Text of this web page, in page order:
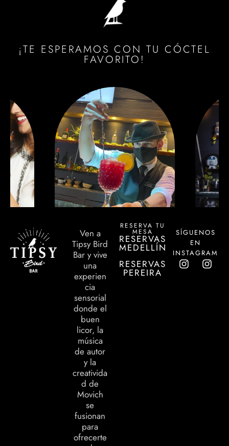
¡TE ESPERAMOS CON TU CÓCTEL
FAVORITO!
Ven a
Tipsy Bird
Bar y vive
una
experien
cia
sensorial
donde el
buen
licor, la
música
de autor
y la
creativida
d de
Movich
se
fusionan
para
ofrecerte
RESERVA TU
MESA
RESERVAS
MEDELLÍN
RESERVAS
PEREIRA
SÍGUENOS
EN
INSTAGRAM